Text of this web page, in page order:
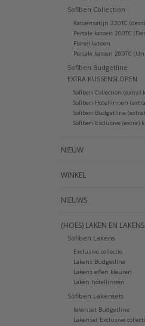
Sofiben Collection
Katoensatijn 220TC
Percale katoen 200TC
Flanel katoen
Percale katoen 200TC
Sofiben Budgetline
EXTRA KUSSENSLOPEN
Sofiben Collection (extra)
Sofiben Hotellinnen
Sofiben Budgetline (extra)
Sofiben Exclusive (extra)
NIEUW
WINKEL
NIEUWS
(HOES) LAKEN EN
Sofiben Lakens
Exclusive collectie
Lakens Budgetline
Lakens effen kleuren
Laken hotellinnen
Sofiben Lakensets
lakenset Budgetline
Lakenset Exclusive